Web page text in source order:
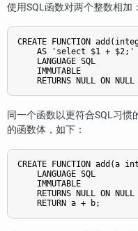
使用SQL函数对两个整数相加：
CREATE FUNCTION
    AS 'select $1 + $2;'
    LANGUAGE SQL
    IMMUTABLE
同一个函数以更符合SQL习
的函数体，如下：
CREATE FUNCTION
    LANGUAGE SQL
    IMMUTABLE
RETURNS NULL ON NULL